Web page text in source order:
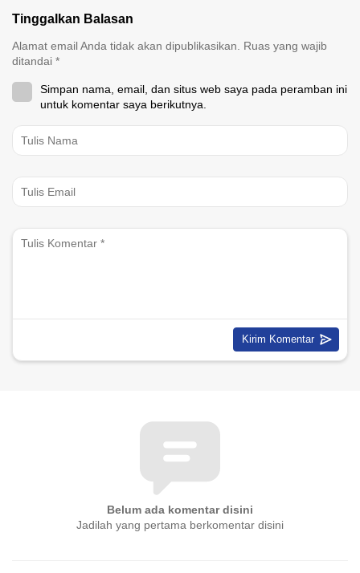
Tinggalkan Balasan
Alamat email Anda tidak akan dipublikasikan.
Ruas yang wajib
ditandai *
Simpan nama, email, dan situs web saya pada peramban ini
untuk komentar saya berikutnya.
Belum ada komentar disini
Jadilah yang pertama berkomentar disini